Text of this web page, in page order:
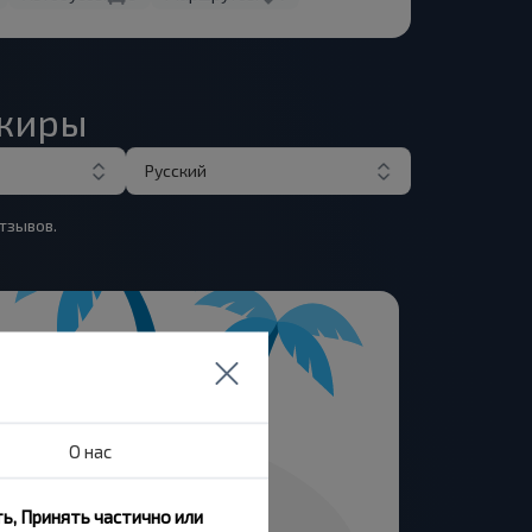
Русский
О нас
Принять частично или